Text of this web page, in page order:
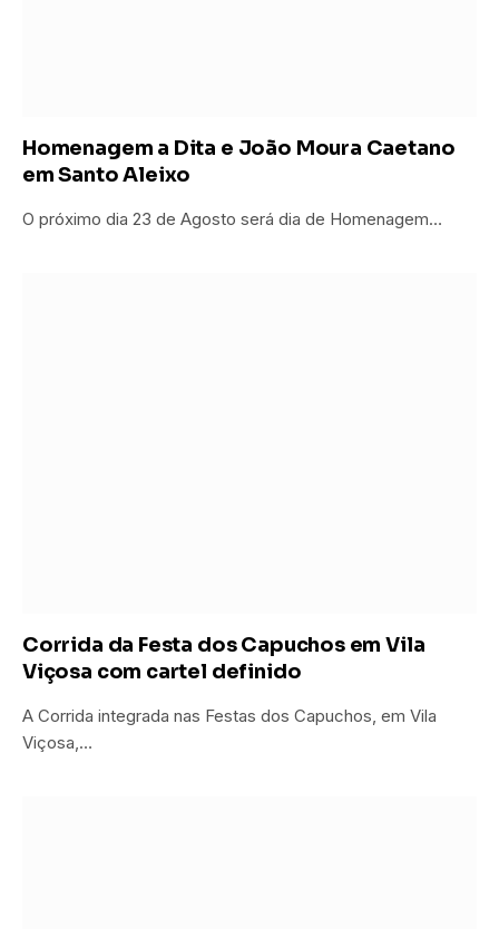
Homenagem a Dita e João Moura Caetano
em Santo Aleixo
O próximo dia 23 de Agosto será dia de Homenagem…
Corrida da Festa dos Capuchos em Vila
Viçosa com cartel definido
A Corrida integrada nas Festas dos Capuchos, em Vila
Viçosa,…